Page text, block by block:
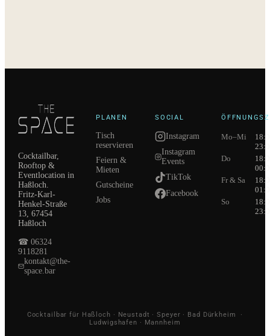
Cocktailbar,
Rooftop &
Eventlocation in
Haßloch.
Fritz-Karl-
Henkel-Straße
13, 67454
Haßloch
☎ 06324
9118281
kontakt@the-
space.bar
PLANEN
Tisch
reservieren
Feiern &
Mieten
Gutscheine
Jobs
SOCIAL
Instagram
Instagram
Events
TikTok
Facebook
Mo–Mi
Do
Fr & Sa
So
Cocktailbar für Haßloch · Neustadt · Speyer · Bad Dürkheim ·
Ludwigshafen · Mannheim